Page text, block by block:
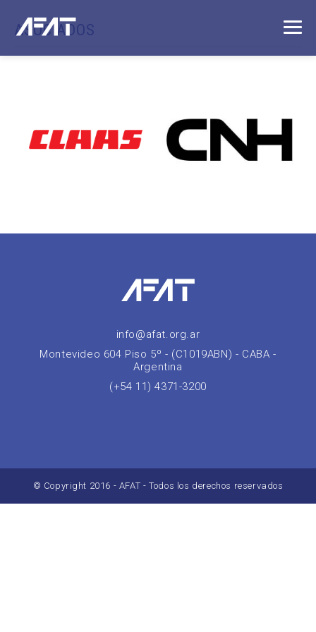
ASOCIADOS
info@afat.org.ar
Montevideo 604 Piso 5º - (C1019ABN) - CABA -
Argentina
(+54 11) 4371-3200
© Copyright 2016 - AFAT - Todos los derechos reservados